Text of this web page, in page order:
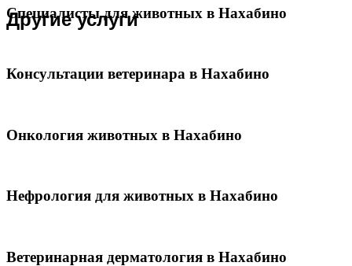
Другие услуги
Специалисты для животных в Нахабино
Консультации ветеринара в Нахабино
Онкология животных в Нахабино
Нефрология для животных в Нахабино
Ветеринарная дерматология в Нахабино